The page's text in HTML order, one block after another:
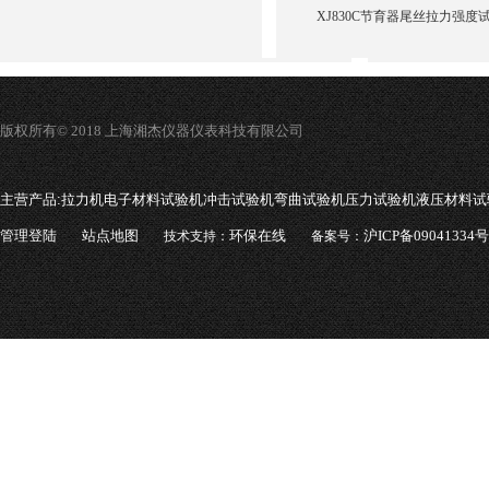
XJ830C节育器尾丝拉力强度
版权所有© 2018 上海湘杰仪器仪表科技有限公司
主营产品:拉力机电子材料试验机冲击试验机弯曲试验机压力试验机液压材料
管理登陆 站点地图 技术支持：环保在线 备案号：沪ICP备09041334